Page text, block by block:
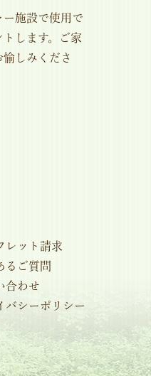
施設で使用で
します。ご家
しみくださ
レット請求
るご質問
合わせ
バシーポリシー